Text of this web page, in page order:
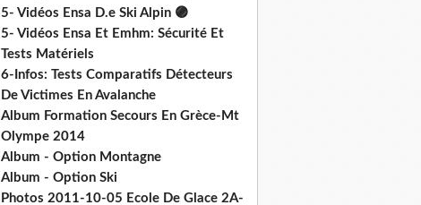
5- Vidéos Ensa D.e Ski Alpin 🟣
5- Vidéos Ensa Et Emhm: Sécurité Et
Tests Matériels
6-Infos: Tests Comparatifs Détecteurs
De Victimes En Avalanche
Album Formation Secours En Grèce-Mt
Olympe 2014
Album - Option Montagne
Album - Option Ski
Photos 2011-10-05 Ecole De Glace 2A-